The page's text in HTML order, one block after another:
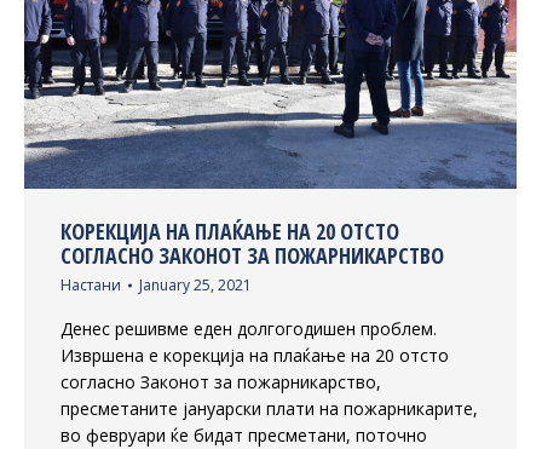
КОРЕКЦИЈА НА ПЛАЌАЊЕ НА 20 ОТСТО
СОГЛАСНО ЗАКОНОТ ЗА ПОЖАРНИКАРСТВО
Настани January 25, 2021
Денес решивме еден долгогодишен проблем.
Извршена е корекција на плаќање на 20 отсто
согласно Законот за пожарникарство,
пресметаните јануарски плати на пожарникарите,
во февруари ќе бидат пресметани, поточно